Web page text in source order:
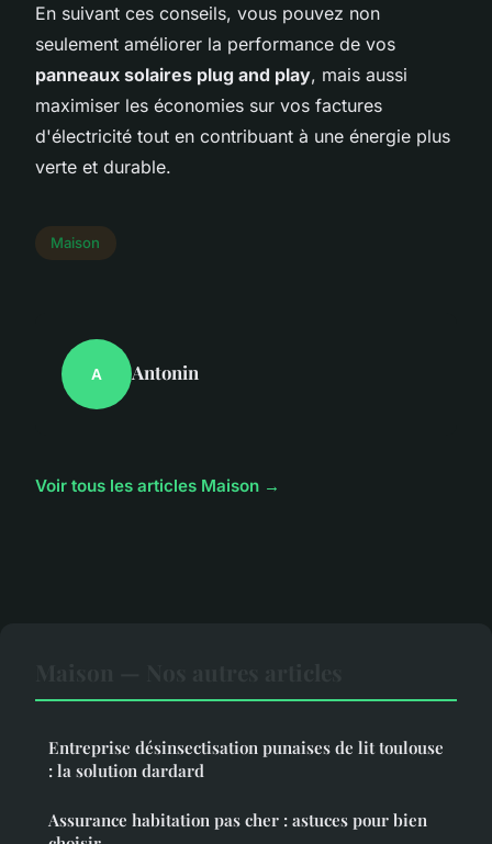
En suivant ces conseils, vous pouvez non
seulement améliorer la performance de vos
panneaux solaires plug and play, mais aussi
maximiser les économies sur vos factures
d'électricité tout en contribuant à une énergie plus
verte et durable.
Maison
A Antonin
Voir tous les articles Maison →
Entreprise désinsectisation punaises de lit toulouse
: la solution dardard
Assurance habitation pas cher : astuces pour bien